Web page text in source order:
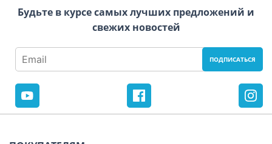
Будьте в курсе самых лучших предложений и
свежих новостей